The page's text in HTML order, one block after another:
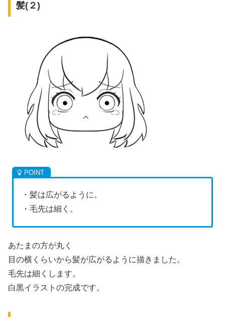
髪(２)
・髪は広がるように。
・毛先は細く。
あたまの方が丸く
目の横くらいから髪が広がるように描きました。
毛先は細くします。
白黒イラストの完成です。